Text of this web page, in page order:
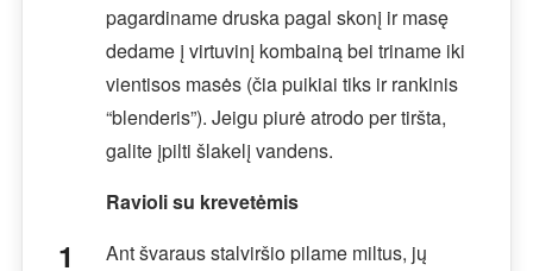
pagardiname druska pagal skonį ir masę
dedame į virtuvinį kombainą bei triname iki
vientisos masės (čia puikiai tiks ir rankinis
“blenderis”). Jeigu piurė atrodo per tiršta,
galite įpilti šlakelį vandens.
Ravioli su krevetėmis
Ant švaraus stalviršio pilame miltus, jų